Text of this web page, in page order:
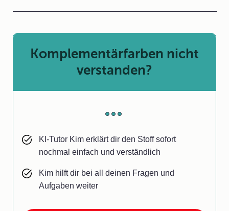
Komplementärfarben nicht
verstanden?
KI-Tutor Kim erklärt dir den Stoff sofort
nochmal einfach und verständlich
Kim hilft dir bei all deinen Fragen und
Aufgaben weiter